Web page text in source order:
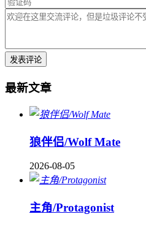
最新文章
狼伴侣/Wolf Mate
2026-08-05
主角/Protagonist